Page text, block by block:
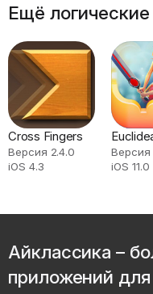
Ещё логические
Cross Fingers
Версия 2.4.0
iOS 4.3
Версия
iOS 11.0
Айклассика –
приложений для